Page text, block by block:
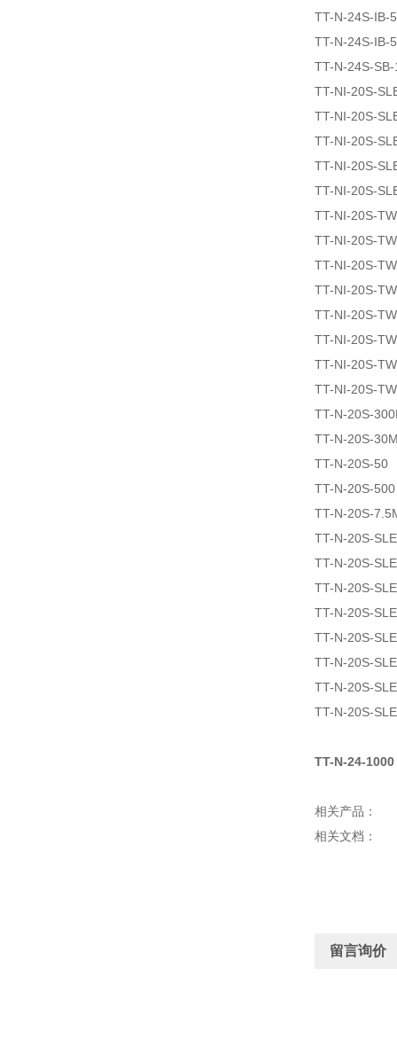
TT-N-24S-IB-
TT-N-24S-IB-
TT-N-24S-
TT-NI-20S-
TT-NI-20S-
TT-NI-20S-
TT-NI-20S-
TT-NI-20S-
TT-NI-20S-
TT-NI-20S-
TT-NI-20S-
TT-NI-20S-
TT-NI-20S-
TT-NI-20S-
TT-NI-20S-
TT-NI-20S-
TT-N-20S-
TT-N-20S-
TT-N-20S-50
TT-N-20S-500
TT-N-20S-
TT-N-20S-
TT-N-20S-
TT-N-20S-
TT-N-20S-
TT-N-20S-
TT-N-20S-
TT-N-20S-
TT-N-20S-
TT-N-24-1000
相关产品：
相关文档：
留言询价